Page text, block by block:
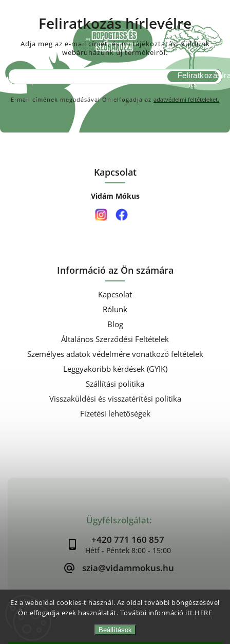
Ez a weboldal cookies-t használ. Az oldal további böngészésével
Ön elfogadja ezek használatát. További információ itt.HERE
Beállítások
Ügyfélszolgálat:
+420 771 160 857
szia@vidammokus.hu
Kapcsolat
Vidám Mókus
Információ az Ön számára
Kapcsolat
Rólunk
Blog
Általános Szerződési Feltételek
Személyes adatok védelmére vonatkozó feltételek
Leggyakoribb kérdések (GYIK)
Szállítási politika
Visszaküldési és visszatérítési politika
Fizetési lehetőségek
Feliratkozás hírlevélre
Adja meg az e-mail címét, és mi tájékoztatást küldünk
webáruházunk új termékeiről.
E-mail címének megadásával Ön elfogadja az adatvédelmi feltételeket.
Feliratkozás
Vidám Mókus. Minden jog fenntartva.
Süti beállítások szerkesztése